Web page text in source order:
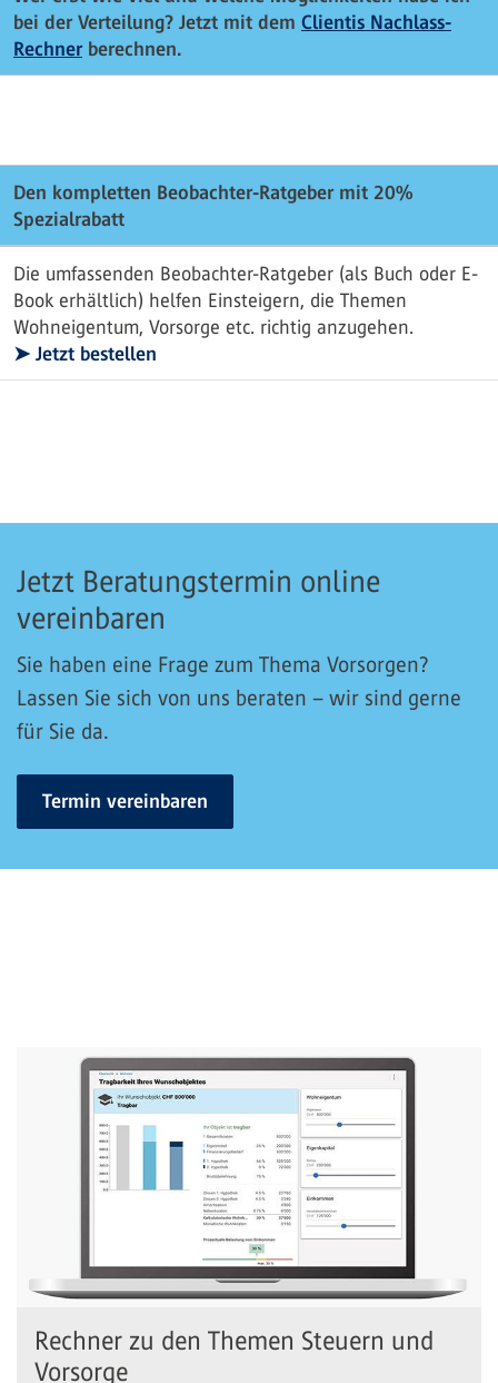
bei der Verteilung? Jetzt mit dem Clientis Nachlass-
Rechnerberechnen.
Den kompletten Beobachter-Ratgeber mit 20%
Spezialrabatt
Die umfassenden Beobachter-Ratgeber (als Buch oder E-
Book erhältlich) helfen Einsteigern, die Themen
Wohneigentum, Vorsorge etc. richtig anzugehen.
➤ Jetzt bestellen
Jetzt Beratungstermin online
vereinbaren
Sie haben eine Frage zum Thema Vorsorgen?
Lassen Sie sich von uns beraten – wir sind gerne
für Sie da.
Termin vereinbaren
Rechner zu den Themen Steuern und
Vorsorge